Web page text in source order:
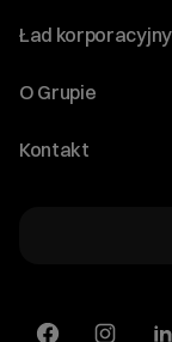
Raporty
Ład korporacyjny
Walne Zgromadzenia
O Grupie
O Spółce
Kontakt